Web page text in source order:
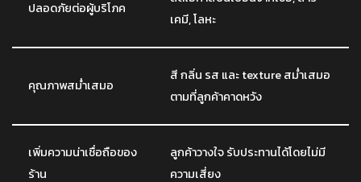
ปลอดภัยต่อผู้บริโภค
เคมี, โลหะ
คุณภาพสม่ำเสมอ
สี กลิ่น รส และ texture สม่ำเสมอ
ตามที่ลูกค้าคาดหวัง
เพิ่มความน่าเชื่อถือของ
ร้าน
ลูกค้าวางใจ รับประทานได้โดยไม่มี
ความเสี่ยง